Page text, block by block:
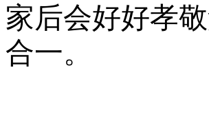
家后会好好孝
合一。